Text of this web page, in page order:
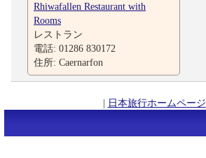
Rhiwafallen Restaurant with
Rooms
レストラン
電話: 01286 830172
住所: Caernarfon
| 日本旅行ホームページ